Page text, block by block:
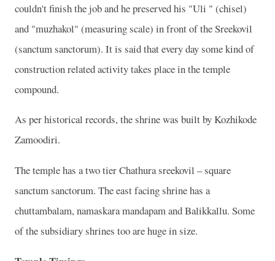
couldn't finish the job and he preserved his "Uli " (chisel)
and "muzhakol" (measuring scale) in front of the Sreekovil
(sanctum sanctorum). It is said that every day some kind of
construction related activity takes place in the temple
compound.
As per historical records, the shrine was built by Kozhikode
Zamoodiri.
The temple has a two tier Chathura sreekovil – square
sanctum sanctorum. The east facing shrine has a
chuttambalam, namaskara mandapam and Balikkallu. Some
of the subsidiary shrines too are huge in size.